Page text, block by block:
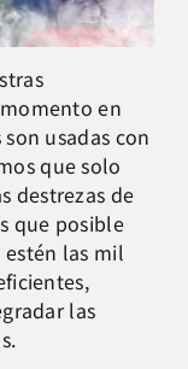
en
usadas con
que solo
destrezas de
que posible
las mil
las